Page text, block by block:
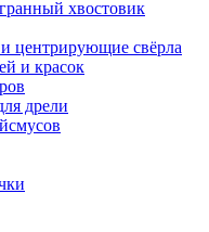
хвостовик
центрирующие свёрла
и красок
дрели